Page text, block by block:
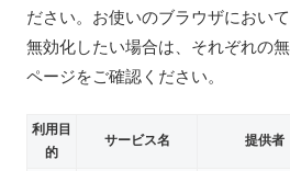
ださい。お使いのブラウザにおい
無効化したい場合は、それぞれの
ページをご確認ください。
利用目
的
サービス名 提供者